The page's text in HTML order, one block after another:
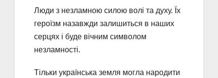
Люди з незламною силою волі та духу. Їх
героїзм назавжди залишиться в наших
серцях і буде вічним символом
незламності.
Тільки українська земля могла народити